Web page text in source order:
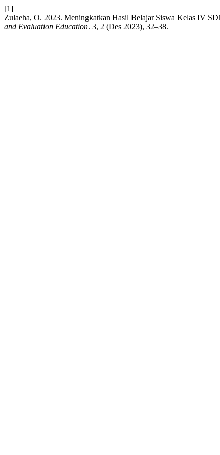
[1]
Zulaeha, O. 2023. Meningkatkan Hasil Belajar Siswa Kelas IV
and Evaluation Education. 3, 2 (Des 2023), 32–38.